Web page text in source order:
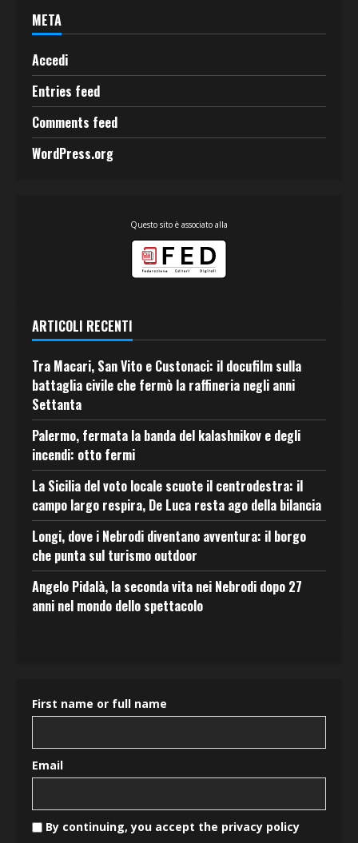
META
Accedi
Entries feed
Comments feed
WordPress.org
Questo sito è associato alla
ARTICOLI RECENTI
Tra Macari, San Vito e Custonaci: il docufilm sulla
battaglia civile che fermò la raffineria negli anni
Settanta
Palermo, fermata la banda del kalashnikov e degli
incendi: otto fermi
La Sicilia del voto locale scuote il centrodestra: il
campo largo respira, De Luca resta ago della bilancia
Longi, dove i Nebrodi diventano avventura: il borgo
che punta sul turismo outdoor
Angelo Pidalà, la seconda vita nei Nebrodi dopo 27
anni nel mondo dello spettacolo
First name or full name
Email
By continuing, you accept the privacy policy